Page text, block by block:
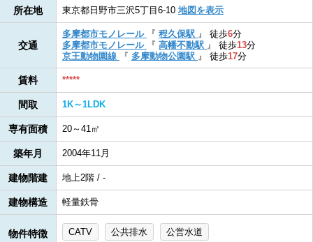
所在地 東京都日野市三沢5丁目6-10 地図を表示
交通
多摩都市モノレール 『 程久保駅 』 徒歩6分
多摩都市モノレール
『 高幡不動駅 』 徒歩13分
京王動物園線
『 多摩動物公園駅 』 徒歩17分
賃料 *****
間取 1K～1LDK
専有面積 20～41㎡
築年月 2004年11月
建物階建 地上2階 / -
建物構造 軽量鉄骨
物件特徴 CATV 公共排水 公営水道